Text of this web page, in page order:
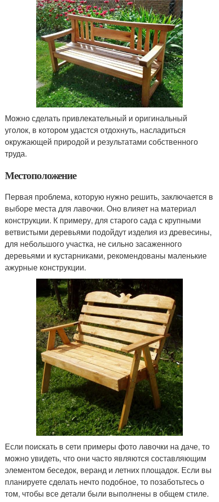
Можно сделать привлекательный и оригинальный
уголок, в котором удастся отдохнуть, насладиться
окружающей природой и результатами собственного
труда.
Местоположение
Первая проблема, которую нужно решить, заключается в
выборе места для лавочки. Оно влияет на материал
конструкции. К примеру, для старого сада с крупными
ветвистыми деревьями подойдут изделия из древесины,
для небольшого участка, не сильно засаженного
деревьями и кустарниками, рекомендованы маленькие
ажурные конструкции.
Если поискать в сети примеры фото лавочки на даче, то
можно увидеть, что они часто являются составляющим
элементом беседок, веранд и летних площадок. Если вы
планируете сделать нечто подобное, то позаботьтесь о
том, чтобы все детали были выполнены в общем стиле.